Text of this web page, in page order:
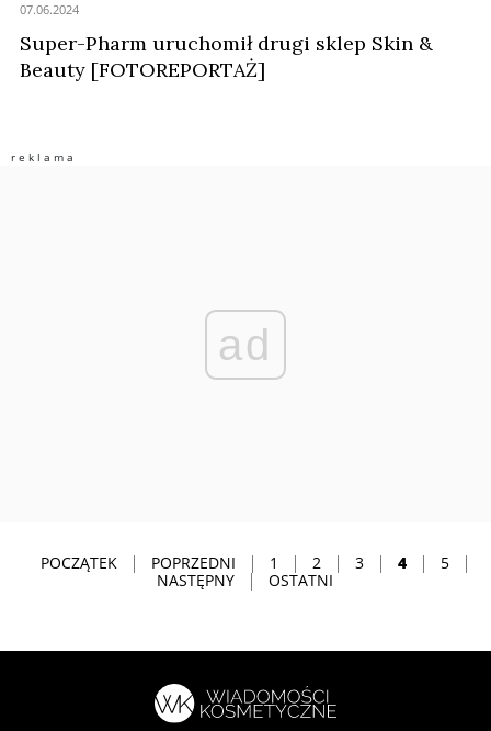
Super-Pharm uruchomił drugi sklep Skin &
Beauty [FOTOREPORTAŻ]
07.06.2024
ad
POCZĄTEK POPRZEDNI 1 2 3 4
5
NASTĘPNY
OSTATNI